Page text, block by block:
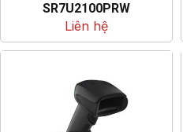
SR7U2100PRW
Liên hệ